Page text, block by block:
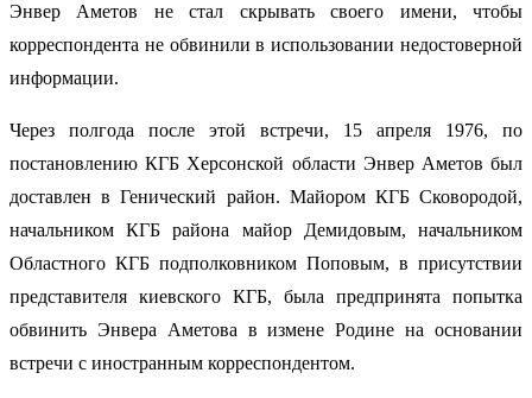
Энвер Аметов не стал скрывать своего имени, чтобы
корреспондента не обвинили в использовании недостоверной
информации.
Через полгода после этой встречи, 15 апреля 1976, по
постановлению КГБ Херсонской области Энвер Аметов был
доставлен в Генический район. Майором КГБ Сковородой,
начальником КГБ района майор Демидовым, начальником
Областного КГБ подполковником Поповым, в присутствии
представителя киевского КГБ, была предпринята попытка
обвинить Энвера Аметова в измене Родине на основании
встречи с иностранным корреспондентом.